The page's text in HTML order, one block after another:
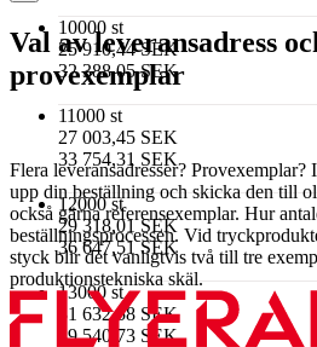
10000 st
25 910,44 SEK
32 388,05 SEK
11000 st
27 003,45 SEK
33 754,31 SEK
12000 st
29 318,01 SEK
36 647,51 SEK
13000 st
31 632,58 SEK
39 540,73 SEK
Val av leveransadress
provexemplar
Flera leveransadresser?
upp din beställning och skicka den till
också gärna referensexemplar. Hur
beställningsprocessen. Vid
styck blir det vanligtvis två till tre
produktionstekniska skäl.